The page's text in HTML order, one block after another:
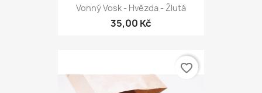
Vonný Vosk - Hvězda - Žlutá
35,00 Kč
favorite_border